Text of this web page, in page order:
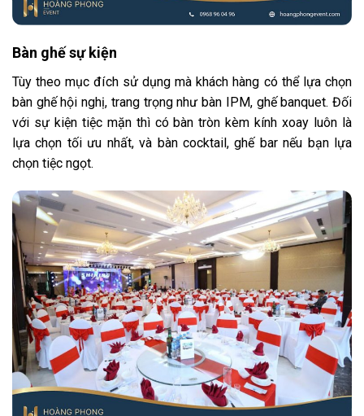
Bàn ghế sự kiện
Tùy theo mục đích sử dụng mà khách hàng có thể lựa chọn
bàn ghế hội nghị, trang trọng như bàn IPM, ghế banquet. Đối
với sự kiện tiệc mặn thì có bàn tròn kèm kính xoay luôn là
lựa chọn tối ưu nhất, và bàn cocktail, ghế bar nếu bạn lựa
chọn tiệc ngọt.